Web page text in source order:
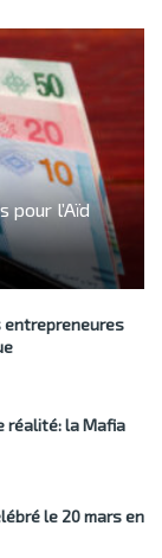
pour l’Aïd
entrepreneures
réalité: la Mafia
le 20 mars en